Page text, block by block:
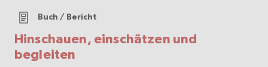
Hinschauen, einschätzen und
begleiten
Buch / Bericht